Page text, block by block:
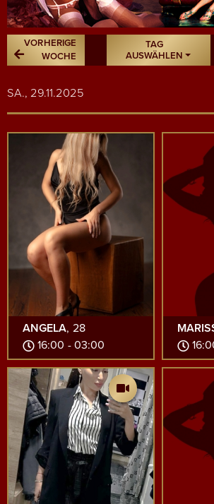
TAG
AUSWÄHLEN
VORHERIGE
WOCHE
SA., 29.11.2025
ANGELA, 28
16:00 - 03:00